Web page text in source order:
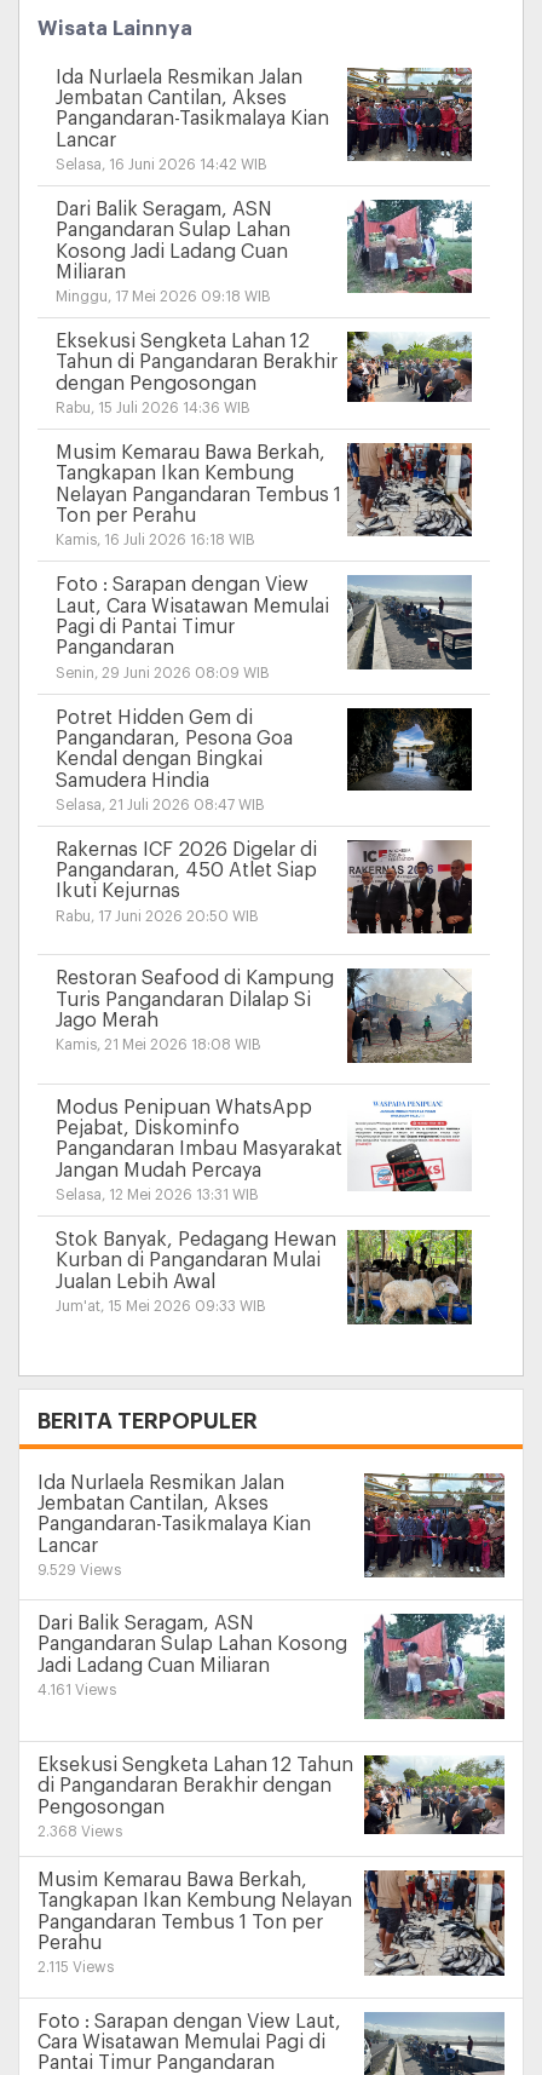
Wisata Lainnya
Ida Nurlaela Resmikan Jalan
Jembatan Cantilan, Akses
Pangandaran-Tasikmalaya Kian
Lancar
Selasa, 16 Juni 2026 14:42 WIB
Dari Balik Seragam, ASN
Pangandaran Sulap Lahan
Kosong Jadi Ladang Cuan
Miliaran
Minggu, 17 Mei 2026 09:18 WIB
Eksekusi Sengketa Lahan 12
Tahun di Pangandaran Berakhir
dengan Pengosongan
Rabu, 15 Juli 2026 14:36 WIB
Musim Kemarau Bawa Berkah,
Tangkapan Ikan Kembung
Nelayan Pangandaran Tembus 1
Ton per Perahu
Kamis, 16 Juli 2026 16:18 WIB
Foto : Sarapan dengan View
Laut, Cara Wisatawan Memulai
Pagi di Pantai Timur
Pangandaran
Senin, 29 Juni 2026 08:09 WIB
Potret Hidden Gem di
Pangandaran, Pesona Goa
Kendal dengan Bingkai
Samudera Hindia
Selasa, 21 Juli 2026 08:47 WIB
Rakernas ICF 2026 Digelar di
Pangandaran, 450 Atlet Siap
Ikuti Kejurnas
Rabu, 17 Juni 2026 20:50 WIB
Restoran Seafood di Kampung
Turis Pangandaran Dilalap Si
Jago Merah
Kamis, 21 Mei 2026 18:08 WIB
Modus Penipuan WhatsApp
Pejabat, Diskominfo
Pangandaran Imbau Masyarakat
Jangan Mudah Percaya
Selasa, 12 Mei 2026 13:31 WIB
Stok Banyak, Pedagang Hewan
Kurban di Pangandaran Mulai
Jualan Lebih Awal
Jum'at, 15 Mei 2026 09:33 WIB
BERITA TERPOPULER
Ida Nurlaela Resmikan Jalan
Jembatan Cantilan, Akses
Pangandaran-Tasikmalaya Kian
Lancar
9.529 Views
Dari Balik Seragam, ASN
Pangandaran Sulap Lahan Kosong
Jadi Ladang Cuan Miliaran
4.161 Views
Eksekusi Sengketa Lahan 12 Tahun
di Pangandaran Berakhir dengan
Pengosongan
2.368 Views
Musim Kemarau Bawa Berkah,
Tangkapan Ikan Kembung Nelayan
Pangandaran Tembus 1 Ton per
Perahu
2.115 Views
Foto : Sarapan dengan View Laut,
Cara Wisatawan Memulai Pagi di
Pantai Timur Pangandaran